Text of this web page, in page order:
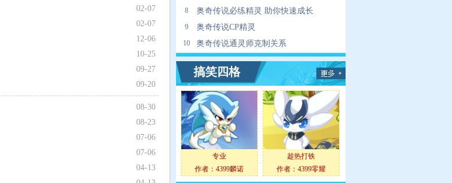
02-07
02-07
12-06
10-25
09-27
09-20
08-30
08-23
07-06
07-06
04-13
化技能表
8 奥奇传说必练精灵 助你快速成长
9 奥奇传说CP精灵
10 奥奇传说通灵师克制关系
搞笑四格
专业
作者： 4399麟诺
趁热打铁
作者： 4399零耀